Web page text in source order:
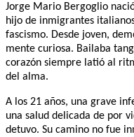
Jorge Mario Bergoglio
hijo de inmigrantes
fascismo. Desde joven,
mente curiosa. Bailaba
corazón siempre latió al
del alma.
A los 21 años, una grave
una salud delicada de por
detuvo. Su camino no fue